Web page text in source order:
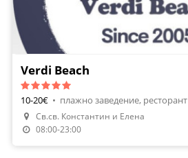
Verdi Beach
10-20€ • плажно заведение, ресторант
Св.св. Константин и Елена
08:00-23:00